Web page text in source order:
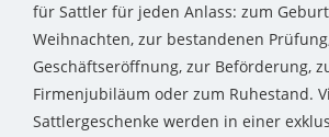
für Sattler für jeden Anlass: zum
Weihnachten, zur bestandenen
Geschäftseröffnung, zur Beförderung,
Firmenjubiläum oder zum Ruhestand.
Sattlergeschenke werden in einer